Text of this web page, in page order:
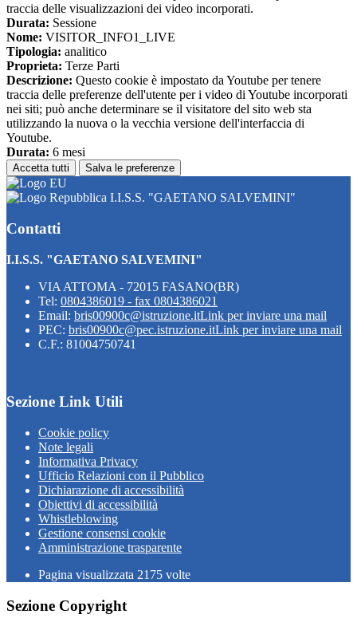
traccia delle visualizzazioni dei video incorporati.
Durata: Sessione
Nome: VISITOR_INFO1_LIVE
Tipologia: analitico
Proprieta: Terze Parti
Descrizione: Questo cookie è impostato da Youtube per tenere
traccia delle preferenze dell'utente per i video di Youtube incorporati
nei siti; può anche determinare se il visitatore del sito web sta
utilizzando la nuova o la vecchia versione dell'interfaccia di
Youtube.
Durata: 6 mesi
Accetta tutti Salva le preferenze
I.I.S.S. "GAETANO SALVEMINI"
Contatti
I.I.S.S. "GAETANO SALVEMINI"
VIA ATTOMA - 72015 FASANO(BR)
Tel: 0804386019 - fax 0804386021
Email: bris00900c@istruzione.itLink per inviare una mail
PEC: bris00900c@pec.istruzione.itLink per inviare una mail
C.F.: 81004750741
Sezione Link Utili
Cookie policy
Note legali
Informativa Privacy
Ufficio Relazioni con il Pubblico
Dichiarazione di accessibilità
Obiettivi di accessibilità
Whistleblowing
Gestione consensi cookie
Amministrazione trasparente
Pagina visualizzata 2175 volte
Sezione Copyright